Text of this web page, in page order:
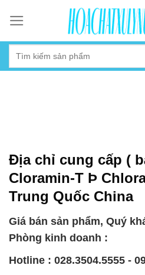
content
Địa chỉ cung cấp (
Cloramin-T Þ
Trung Quốc China
Giá bán sản phẩm, Quý
Phòng kinh doanh :
Hotline : 028.3504.5555 -